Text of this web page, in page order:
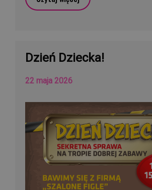
Dzień Dziecka!
22 maja 2026